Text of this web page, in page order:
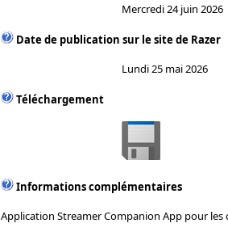
Mercredi 24 juin 2026
Date de publication sur le site de Razer
Lundi 25 mai 2026
Téléchargement
Informations complémentaires
Application Streamer Companion App pour les